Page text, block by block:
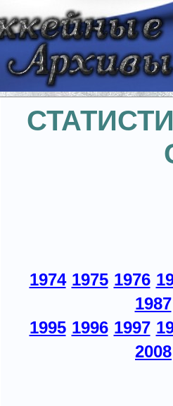
1974 1975 1976
1987
1995 1996 1997
2008